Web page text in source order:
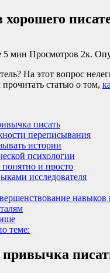
хорошего
5 мин Просмотров 2к.
На этот вопрос
статью о том,
писать
переписывания
истории
психологии
и просто
исследователя
навыков
теме: